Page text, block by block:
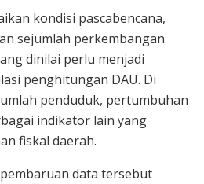
kondisi pascabencana,
sejumlah perkembangan
dinilai perlu menjadi
penghitungan DAU. Di
penduduk, pertumbuhan
indikator lain yang
fiskal daerah.
data tersebut